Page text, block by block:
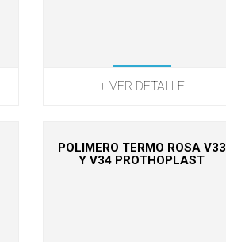
+ VER DETALLE
POLIMERO TERMO ROSA V33
Y V34 PROTHOPLAST